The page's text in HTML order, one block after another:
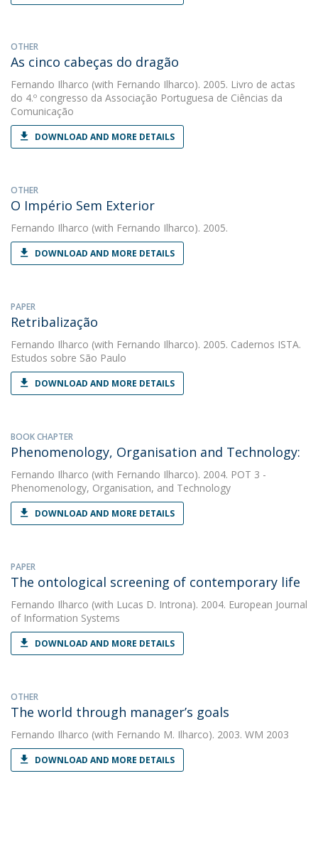
OTHER
As cinco cabeças do dragão
Fernando Ilharco (with Fernando Ilharco). 2005. Livro de actas
do 4.º congresso da Associação Portuguesa de Ciências da
Comunicação
DOWNLOAD AND MORE DETAILS
OTHER
O Império Sem Exterior
Fernando Ilharco (with Fernando Ilharco). 2005.
DOWNLOAD AND MORE DETAILS
PAPER
Retribalização
Fernando Ilharco (with Fernando Ilharco). 2005. Cadernos ISTA.
Estudos sobre São Paulo
DOWNLOAD AND MORE DETAILS
BOOK CHAPTER
Phenomenology, Organisation and Technology:
Fernando Ilharco (with Fernando Ilharco). 2004. POT 3 -
Phenomenology, Organisation, and Technology
DOWNLOAD AND MORE DETAILS
PAPER
The ontological screening of contemporary life
Fernando Ilharco (with Lucas D. Introna). 2004. European Journal
of Information Systems
DOWNLOAD AND MORE DETAILS
OTHER
The world through manager’s goals
Fernando Ilharco (with Fernando M. Ilharco). 2003. WM 2003
DOWNLOAD AND MORE DETAILS